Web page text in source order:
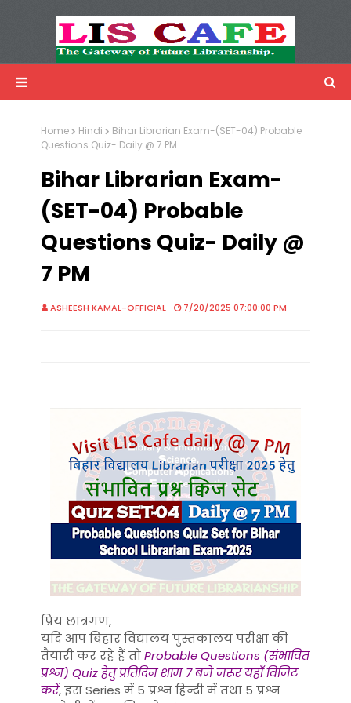
Advertisemnet
Home Hindi
Bihar Librarian Exam-(SET-04) Probable
Questions Quiz- Daily @ 7 PM
Bihar Librarian Exam-
(SET-04) Probable
Questions Quiz- Daily @
7 PM
ASHEESH KAMAL-OFFICIAL 7/20/2025 07:00:00 PM
प्रिय छात्रगण,
यदि आप बिहार विद्यालय पुस्तकालय परीक्षा की
तैयारी कर रहे हैं तोProbable Questions (संभावित
प्रश्न) Quiz हेतु प्रतिदिन शाम 7 बजे जरूर यहाँ विजिट
करें, इस Series में 5 प्रश्न हिन्दी में तथा 5 प्रश्न